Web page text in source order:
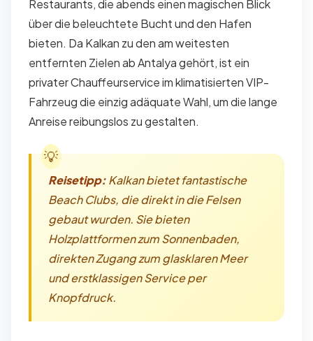
Restaurants, die abends einen magischen Blick
über die beleuchtete Bucht und den Hafen
bieten. Da Kalkan zu den am weitesten
entfernten Zielen ab Antalya gehört, ist ein
privater Chauffeurservice im klimatisierten VIP-
Fahrzeug die einzig adäquate Wahl, um die lange
Anreise reibungslos zu gestalten.
Reisetipp:Kalkan bietet fantastische
Beach Clubs, die direkt in die Felsen
gebaut wurden. Sie bieten
Holzplattformen zum Sonnenbaden,
direkten Zugang zum glasklaren Meer
und erstklassigen Service per
Knopfdruck.